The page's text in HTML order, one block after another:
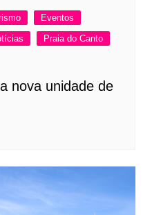
Eventos
Praia do Canto
nova unidade de